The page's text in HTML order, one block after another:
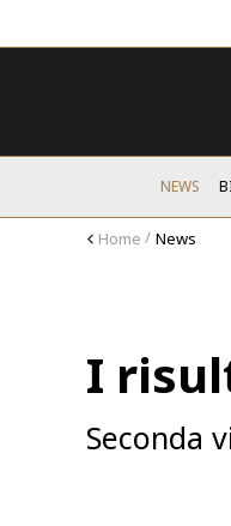
NEWS
Home News
I
Seconda